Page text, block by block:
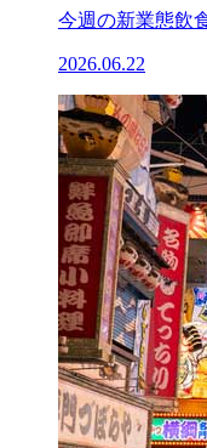
今週の新業態飲
2026.06.22